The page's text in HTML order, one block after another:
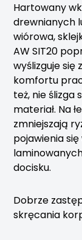
Hartowany
drewnianych
wiórowa,
AW SIT20
wyślizguje się
komfortu
też, nie ślizga
materiał. Na
zmniejszają
pojawienia
docisku.
Dobrze
skręcania